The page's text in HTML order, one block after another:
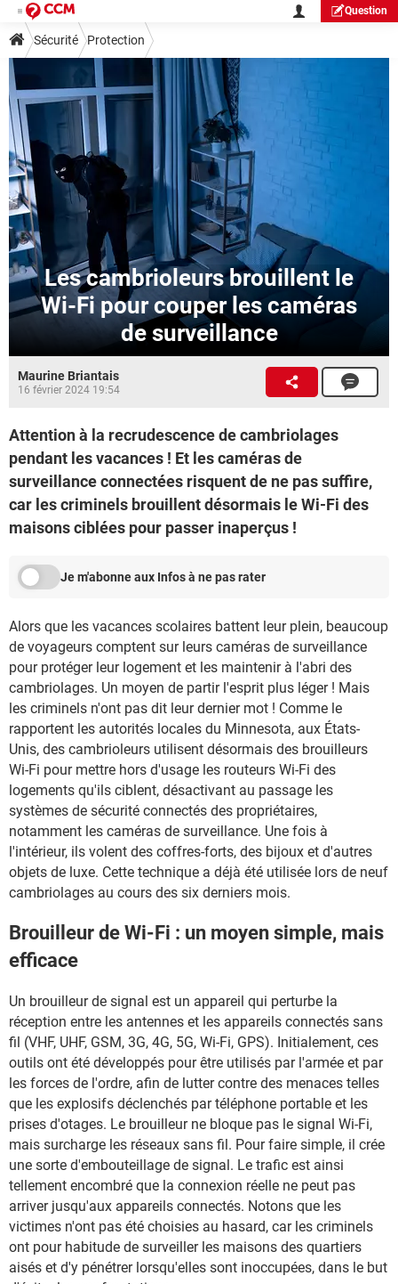
Question
Sécurité Protection
Les cambrioleurs brouillent le
Wi-Fi pour couper les caméras
de surveillance
Maurine Briantais
16 février 2024 19:54
Attention à la recrudescence de cambriolages
pendant les vacances ! Et les caméras de
surveillance connectées risquent de ne pas suffire,
car les criminels brouillent désormais le Wi-Fi des
maisons ciblées pour passer inaperçus !
Je m'abonne aux Infos à ne pas rater
Alors que les vacances scolaires battent leur plein, beaucoup
de voyageurs comptent sur leurs caméras de surveillance
pour protéger leur logement et les maintenir à l'abri des
cambriolages. Un moyen de partir l'esprit plus léger ! Mais
les criminels n'ont pas dit leur dernier mot ! Comme le
rapportent les autorités locales du Minnesota, aux États-
Unis, des cambrioleurs utilisent désormais des brouilleurs
Wi-Fi pour mettre hors d'usage les routeurs Wi-Fi des
logements qu'ils ciblent, désactivant au passage les
systèmes de sécurité connectés des propriétaires,
notamment les caméras de surveillance. Une fois à
l'intérieur, ils volent des coffres-forts, des bijoux et d'autres
objets de luxe. Cette technique a déjà été utilisée lors de neuf
cambriolages au cours des six derniers mois.
Brouilleur de Wi-Fi : un moyen simple, mais
efficace
Un brouilleur de signal est un appareil qui perturbe la
réception entre les antennes et les appareils connectés sans
fil (VHF, UHF, GSM, 3G, 4G, 5G, Wi-Fi, GPS). Initialement, ces
outils ont été développés pour être utilisés par l'armée et par
les forces de l'ordre, afin de lutter contre des menaces telles
que les explosifs déclenchés par téléphone portable et les
prises d'otages. Le brouilleur ne bloque pas le signal Wi-Fi,
mais surcharge les réseaux sans fil. Pour faire simple, il crée
une sorte d'embouteillage de signal. Le trafic est ainsi
tellement encombré que la connexion réelle ne peut pas
arriver jusqu'aux appareils connectés. Notons que les
victimes n'ont pas été choisies au hasard, car les criminels
ont pour habitude de surveiller les maisons des quartiers
aisés et d'y pénétrer lorsqu'elles sont inoccupées, dans le but